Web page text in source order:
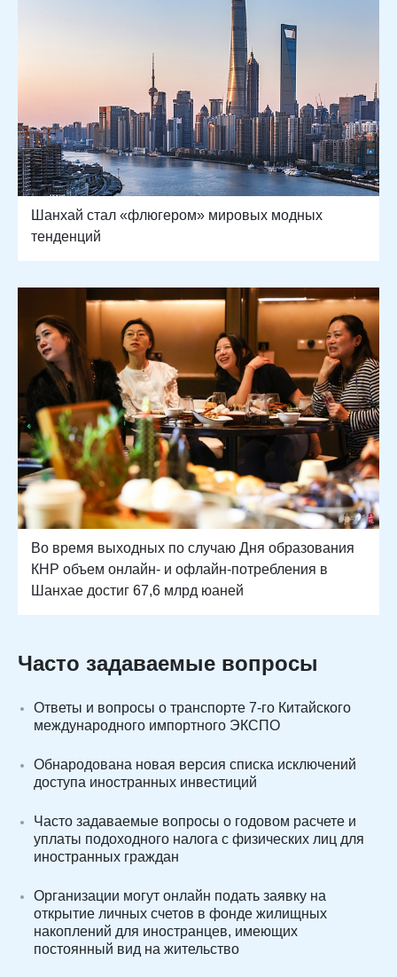
Шанхай стал «флюгером» мировых модных
тенденций
Во время выходных по случаю Дня образования
КНР объем онлайн- и офлайн-потребления в
Шанхае достиг 67,6 млрд юаней
Часто задаваемые вопросы
Ответы и вопросы о транспорте 7-го Китайского
международного импортного ЭКСПО
Обнародована новая версия списка исключений
доступа иностранных инвестиций
Часто задаваемые вопросы о годовом расчете и
уплаты подоходного налога с физических лиц для
иностранных граждан
Организации могут онлайн подать заявку на
открытие личных счетов в фонде жилищных
накоплений для иностранцев, имеющих
постоянный вид на жительство